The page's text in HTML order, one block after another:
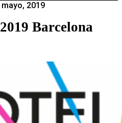
mayo, 2019
Barcelona